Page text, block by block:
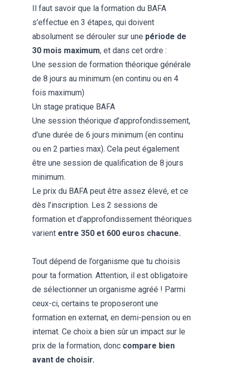
Il faut savoir que la formation du BAFA
s’effectue en 3 étapes, qui doivent
absolument se dérouler sur une période de
30 mois maximum, et dans cet ordre :
Une session de formation théorique générale
de 8 jours au minimum (en continu ou en 4
fois maximum)
Un stage pratique BAFA
Une session théorique d’approfondissement,
d’une durée de 6 jours minimum (en continu
ou en 2 parties max). Cela peut également
être une session de qualification de 8 jours
minimum.
Le prix du BAFA peut être assez élevé, et ce
dès l’inscription. Les 2 sessions de
formation et d’approfondissement théoriques
varient entre 350 et 600 euros chacune.
Tout dépend de l’organisme que tu choisis
pour ta formation. Attention, il est obligatoire
de sélectionner un organisme agréé ! Parmi
ceux-ci, certains te proposeront une
formation en externat, en demi-pension ou en
internat. Ce choix a bien sûr un impact sur le
prix de la formation, donc compare bien
avant de choisir.